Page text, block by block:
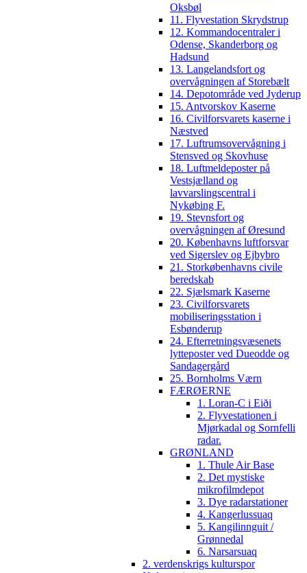
Oksbøl
11. Flyvestation Skrydstrup
12. Kommandocentraler i
Odense, Skanderborg og
Hadsund
13. Langelandsfort og
overvågningen af Storebælt
14. Depotområde ved Jyderup
15. Antvorskov Kaserne
16. Civilforsvarets kaserne i
Næstved
17. Luftrumsovervågning i
Stensved og Skovhuse
18. Luftmeldeposter på
Vestsjælland og
lavvarslingscentral i
Nykøbing F.
19. Stevnsfort og
overvågningen af Øresund
20. Københavns luftforsvar
ved Sigerslev og Ejbybro
21. Storkøbenhavns civile
beredskab
22. Sjælsmark Kaserne
23. Civilforsvarets
mobiliseringsstation i
Esbønderup
24. Efterretningsvæsenets
lytteposter ved Dueodde og
Sandagergård
25. Bornholms Værn
FÆRØERNE
1. Loran-C i Eiði
2. Flyvestationen i
Mjørkadal og Sornfelli
radar.
GRØNLAND
1. Thule Air Base
2. Det mystiske
mikrofilmdepot
3. Dye radarstationer
4. Kangerlussuaq
5. Kangilinnguit /
Grønnedal
6. Narsarsuaq
2. verdenskrigs kulturspor